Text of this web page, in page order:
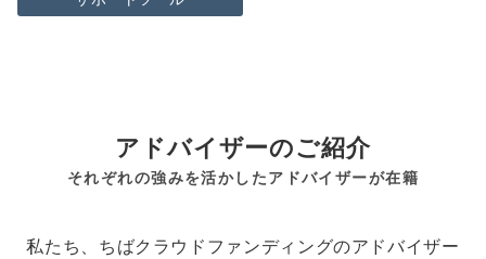
アドバイザーのご紹介
それぞれの強みを活かしたアドバイザーが在籍
私たち、ちばクラウドファンディングのアドバイザー